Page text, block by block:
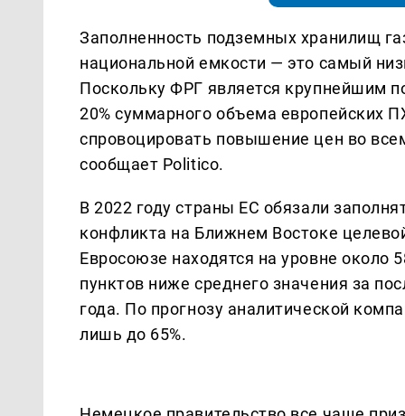
Заполненность подземных хранилищ
национальной емкости — это самый
Поскольку ФРГ является крупнейшим
20% суммарного объема европейских
спровоцировать повышение цен во
сообщает Politico.
В 2022 году страны ЕС обязали
конфликта на Ближнем Востоке
Евросоюзе находятся на уровне около
пунктов ниже среднего значения за
года. По прогнозу аналитической
лишь до 65%.